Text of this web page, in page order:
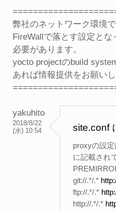
弊社のネットワーク環境
FireWallで落とす設定と
必要があります。
yocto projectのbuild
あれば情報提供をお願いし
yakuhito
2018/8/22
(水) 10:54
site.conf
proxyの設定
に記載され
git://.*/.*
ftp://.*/.*
http://.*/.*